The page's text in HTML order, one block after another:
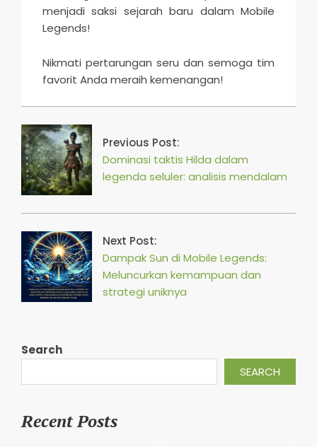
menjadi saksi sejarah baru dalam Mobile
Legends!
Nikmati pertarungan seru dan semoga tim
favorit Anda meraih kemenangan!
2025-
27
Previous Post:
Dominasi taktis Hilda dalam
legenda seluler: analisis mendalam
Next Post:
Dampak Sun di Mobile Legends:
Meluncurkan kemampuan dan
strategi uniknya
Search
SEARCH
Recent Posts